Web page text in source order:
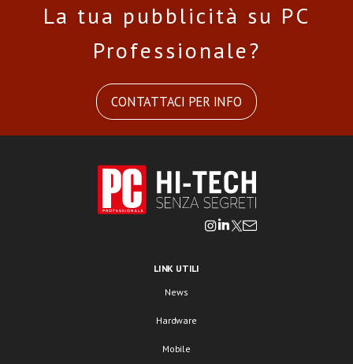
La tua pubblicità su PC
Professionale?
CONTATTACI PER INFO
LINK UTILI
News
Hardware
Mobile